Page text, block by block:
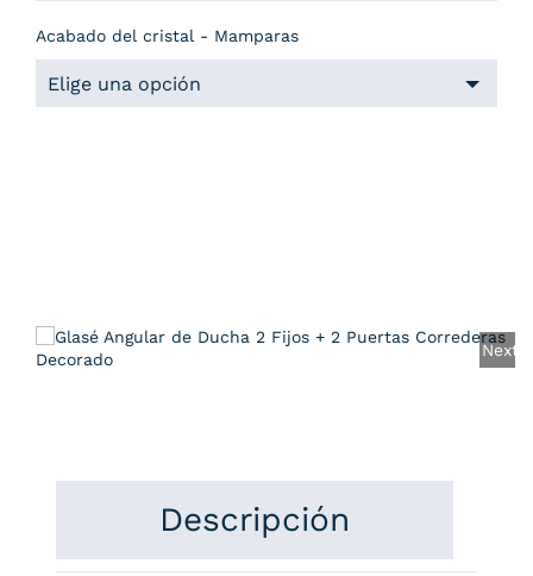
Next
Acabado del cristal - Mamparas
Descripción